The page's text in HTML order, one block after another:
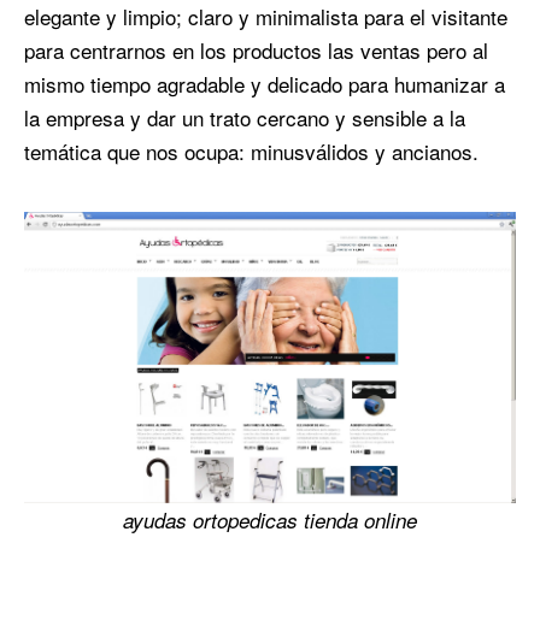
elegante y limpio; claro y minimalista para el visitante
para centrarnos en los productos las ventas pero al
mismo tiempo agradable y delicado para humanizar a
la empresa y dar un trato cercano y sensible a la
temática que nos ocupa: minusválidos y ancianos.
ayudas ortopedicas tienda online